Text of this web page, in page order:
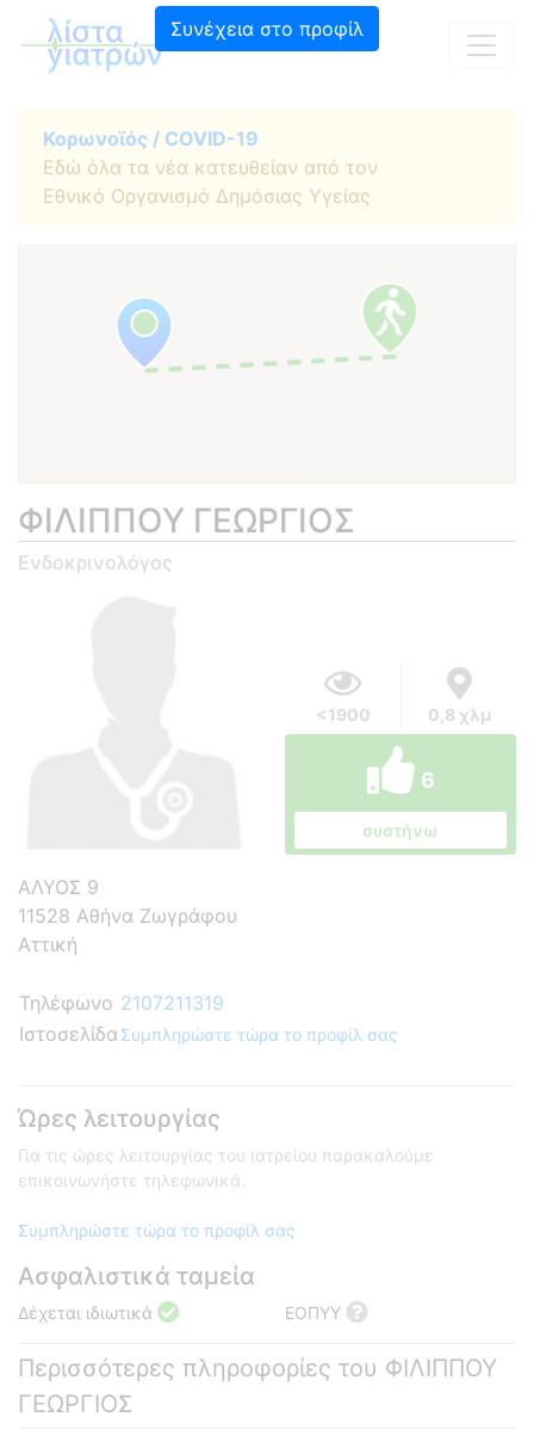
Συνέχεια στο προφίλ
Κορωνοϊός / COVID-19
Εδώ όλα τα νέα κατευθείαν από τον
Εθνικό Οργανισμό Δημόσιας Υγείας
ΦΙΛΙΠΠΟΥ ΓΕΩΡΓΙΟΣ
Ενδοκρινολόγος
<1900 0,8 χλμ
6
συστήνω
ΑΛΥΟΣ 9
11528 Αθήνα Ζωγράφου
Αττική
Τηλέφωνο 2107211319
Ιστοσελίδα Συμπληρώστε τώρα το προφίλ σας
Ώρες λειτουργίας
Για τις ώρες λειτουργίας του ιατρείου παρακαλούμε
επικοινωνήστε τηλεφωνικά.
Συμπληρώστε τώρα το προφίλ σας
Ασφαλιστικά ταμεία
Δέχεται ιδιωτικά ΕΟΠΥΥ
Περισσότερες πληροφορίες του ΦΙΛΙΠΠΟΥ
ΓΕΩΡΓΙΟΣ